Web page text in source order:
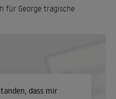
für George tragische
dass mir